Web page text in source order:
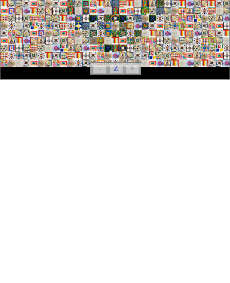
- Z +